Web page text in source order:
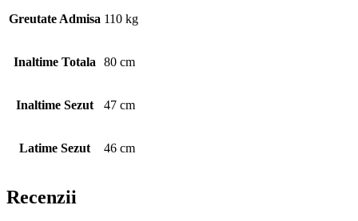
Greutate Admisa 110 kg
Inaltime Totala 80 cm
Inaltime Sezut 47 cm
Latime Sezut 46 cm
Recenzii